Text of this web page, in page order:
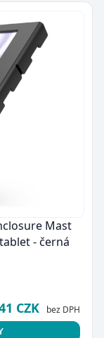
Mast
- černá
CZK bez DPH